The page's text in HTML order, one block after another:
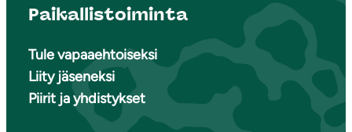
Paikallistoiminta
Tule vapaaehtoiseksi
Liity jäseneksi
Piirit ja yhdistykset